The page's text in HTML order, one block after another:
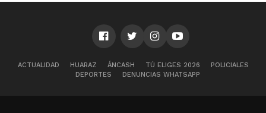
ACTUALIDAD HUARAZ ÁNCASH TÚ ELIGES 2026
POLICIALES
DEPORTES
DENUNCIAS WHATSAPP